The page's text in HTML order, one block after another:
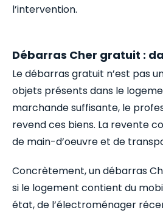
l’intervention.
Débarras Cher gratuit :
Le débarras gratuit n’est pas
objets présents dans le
marchande suffisante, le
revend ces biens. La revente
de main-d’oeuvre et de
Concrètement, un débarras
si le logement contient du
état, de l’électroménager